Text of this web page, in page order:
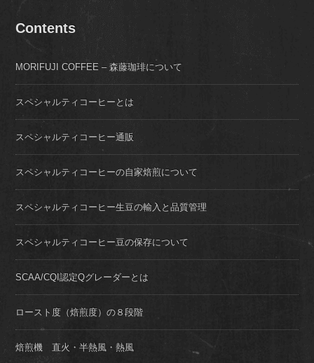
Contents
MORIFUJI COFFEE – 森藤珈琲について
スペシャルティコーヒーとは
スペシャルティコーヒー通販
スペシャルティコーヒーの自家焙煎について
スペシャルティコーヒー生豆の輸入と品質管理
スペシャルティコーヒー豆の保存について
SCAA/CQI認定Qグレーダーとは
ロースト度（焙煎度）の８段階
焙煎機 直火・半熱風・熱風